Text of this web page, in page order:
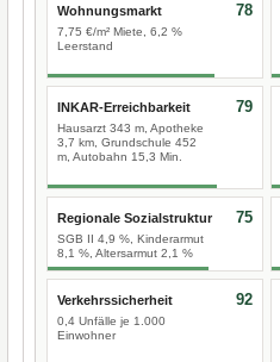
Wohnungsmarkt
7,75 €/m² Miete, 6,2 %
Leerstand
78
INKAR-Erreichbarkeit
Hausarzt 343 m, Apotheke
3,7 km, Grundschule 452
m, Autobahn 15,3 Min.
79
Regionale Sozialstruktur
SGB II 4,9 %, Kinderarmut
8,1 %, Altersarmut 2,1 %
75
Verkehrssicherheit
0,4 Unfälle je 1.000
Einwohner
92